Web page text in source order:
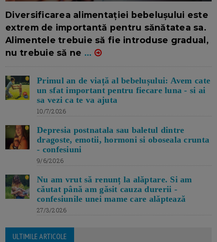
Diversificarea alimentației bebelușului este
extrem de importantă pentru sănătatea sa.
Alimentele trebuie să fie introduse gradual,
nu trebuie să ne ...
Primul an de viață al bebelușului: Avem cate
un sfat important pentru fiecare luna - si ai
sa vezi ca te va ajuta
10/7/2026
Depresia postnatala sau baletul dintre
dragoste, emotii, hormoni si oboseala crunta
- confesiuni
9/6/2026
Nu am vrut să renunț la alăptare. Si am
căutat până am găsit cauza durerii -
confesiunile unei mame care alăptează
27/3/2026
ULTIMILE ARTICOLE